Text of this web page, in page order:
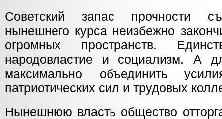
Советский запас прочности
нынешнего курса неизбежно
огромных пространств.
народовластие и социализм. А
максимально объединить
патриотических сил и трудовых
Нынешнюю власть общество